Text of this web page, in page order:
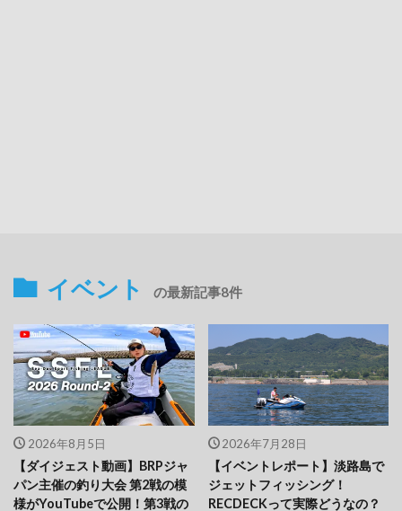
イベント の最新記事8件
2026年8月5日
【ダイジェスト動画】BRPジャ
パン主催の釣り大会 第2戦の模
様がYouTubeで公開！第3戦の
2026年7月28日
【イベントレポート】淡路島で
ジェットフィッシング！
RECDECKって実際どうなの？